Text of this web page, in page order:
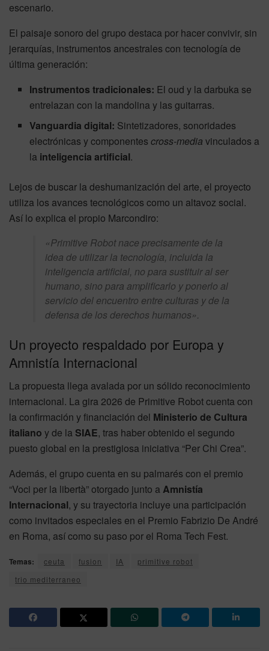
escenario.
El paisaje sonoro del grupo destaca por hacer convivir, sin
jerarquías, instrumentos ancestrales con tecnología de
última generación:
Instrumentos tradicionales: El oud y la darbuka se
entrelazan con la mandolina y las guitarras.
Vanguardia digital: Sintetizadores, sonoridades
electrónicas y componentescross-media vinculados a
la inteligencia artificial.
Lejos de buscar la deshumanización del arte, el proyecto
utiliza los avances tecnológicos como un altavoz social.
Así lo explica el propio Marcondiro:
«Primitive Robot nace precisamente de la
idea de utilizar la tecnología, incluida la
inteligencia artificial, no para sustituir al ser
humano, sino para amplificarlo y ponerlo al
servicio del encuentro entre culturas y de la
defensa de los derechos humanos».
Un proyecto respaldado por Europa y
Amnistía Internacional
La propuesta llega avalada por un sólido reconocimiento
internacional. La gira 2026 de Primitive Robot cuenta con
la confirmación y financiación del Ministerio de Cultura
italiano y de la SIAE, tras haber obtenido el segundo
puesto global en la prestigiosa iniciativa “Per Chi Crea”.
Además, el grupo cuenta en su palmarés con el premio
“Voci per la libertà” otorgado junto aAmnistía
Internacional, y su trayectoria incluye una participación
como invitados especiales en el Premio Fabrizio De André
en Roma, así como su paso por el Roma Tech Fest.
Temas: ceuta fusion IA
primitive robot
trio mediterraneo